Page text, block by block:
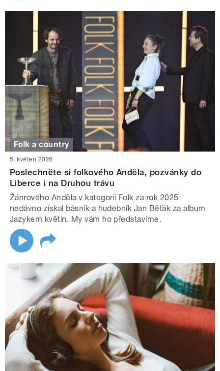
Folk a country
5. květen 2026
Poslechněte si folkového Anděla, pozvánky do
Liberce i na Druhou trávu
Žánrového Anděla v kategorii Folk za rok 2025
nedávno získal básník a hudebník Jan Běťák za album
Jazykem květin. My vám ho představíme.